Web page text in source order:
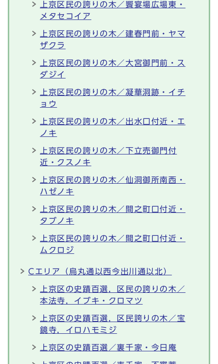
上京区民の誇りの木／饗宴場広場東・
メタセコイア
上京区民の誇りの木／建春門前・ヤマ
ザクラ
上京区民の誇りの木／大宮御門前・ス
ダジイ
上京区民の誇りの木／凝華洞跡・イチ
ョウ
上京区民の誇りの木／出水口付近・エ
ノキ
上京区民の誇りの木／下立売御門付
近・クスノキ
上京区民の誇りの木／仙洞御所南西・
ハゼノキ
上京区民の誇りの木／間之町口付近・
タブノキ
上京区民の誇りの木／間之町口付近・
ムクロジ
Cエリア（烏丸通以西今出川通以北）
上京区の史蹟百選，区民の誇りの木／
本法寺，イブキ・クロマツ
上京区の史蹟百選，区民誇りの木／宝
鏡寺，イロハモミジ
上京区の史蹟百選／裏千家・今日庵